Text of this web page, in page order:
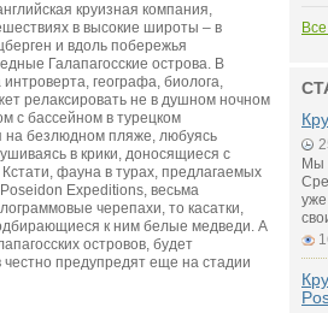
круизная компания,
в высокие широты – в
и вдоль побережья
Галапагосские острова. В
географа, биолога,
релаксировать не в душном ночном
с бассейном в турецком
на безлюдном пляже, любуясь
в крики, доносящиеся с
фауна в турах, предлагаемых
Expeditions, весьма
черепахи, то касатки,
к ним белые медведи. А
островов, будет
честно предупредят еще на стадии
Мы
уже